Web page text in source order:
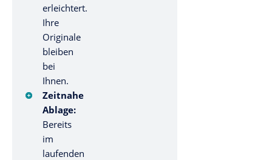
erleichtert.
Ihre
Originale
bleiben
bei
Ihnen.
Zeitnahe
Ablage:
Bereits
im
laufenden